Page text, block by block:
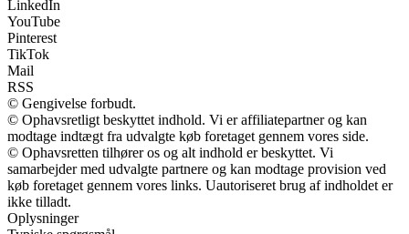
LinkedIn
YouTube
Pinterest
TikTok
Mail
RSS
© Gengivelse forbudt.
© Ophavsretligt beskyttet indhold. Vi er affiliatepartner og kan
modtage indtægt fra udvalgte køb foretaget gennem vores side.
© Ophavsretten tilhører os og alt indhold er beskyttet. Vi
samarbejder med udvalgte partnere og kan modtage provision ved
køb foretaget gennem vores links. Uautoriseret brug af indholdet er
ikke tilladt.
Oplysninger